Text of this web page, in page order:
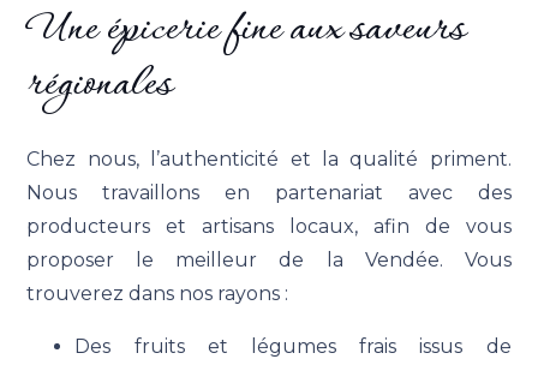
Une épicerie fine aux saveurs
régionales
Chez nous, l’authenticité et la qualité priment.
Nous travaillons en partenariat avec des
producteurs et artisans locaux, afin de vous
proposer le meilleur de la Vendée. Vous
trouverez dans nos rayons :
Des fruits et légumes frais issus de